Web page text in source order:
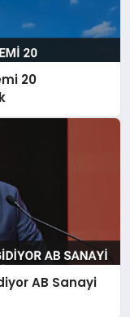
20
AB Sanayi